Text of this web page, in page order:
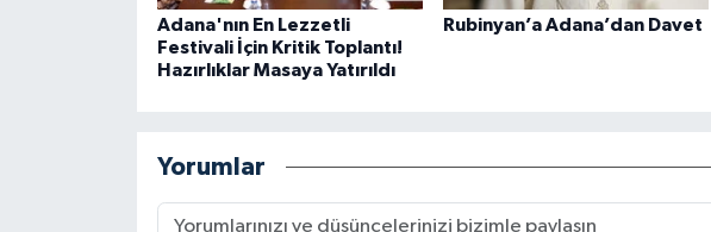
Adana'nın En Lezzetli
Festivali İçin Kritik Toplantı!
Hazırlıklar Masaya Yatırıldı
Rubinyan’a Adana’dan Davet
Yorumlar